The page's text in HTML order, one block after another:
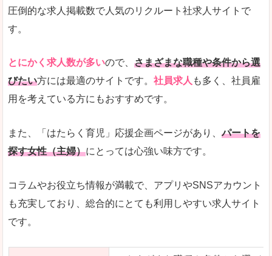
圧倒的な求人掲載数で人気のリクルート社求人サイトで
す。
とにかく求人数が多いので、 さまざまな職種や条件から選
びたい方には最適のサイトです。 社員求人 も多く、社員雇
用を考えている方にもおすすめです。
また、「はたらく育児」応援企画ページがあり、パートを
探す女性（主婦）にとっては心強い味方です。
コラムやお役立ち情報が満載で、アプリやSNSアカウント
も充実しており、総合的にとても利用しやすい求人サイト
です。